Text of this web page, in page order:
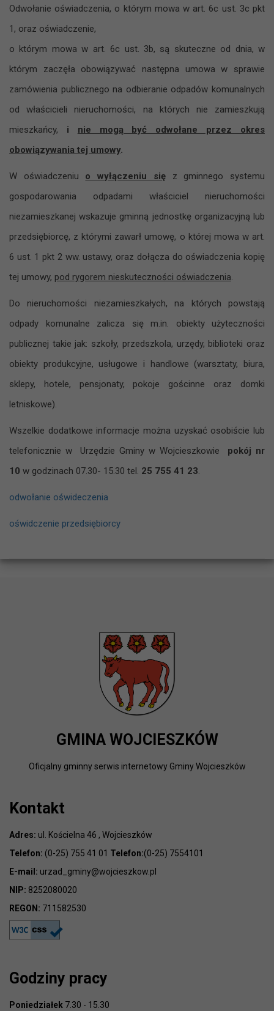
Odwołanie oświadczenia, o którym mowa w art. 6c ust. 3c pkt
1, oraz oświadczenie,
o którym mowa w art. 6c ust. 3b, są skuteczne od dnia, w
którym zaczęła obowiązywać następna umowa w sprawie
zamówienia publicznego na odbieranie odpadów komunalnych
od właścicieli nieruchomości, na których nie zamieszkują
mieszkańcy, i nie mogą być odwołane przez okres
obowiązywania tej umowy.
W oświadczeniu o wyłączeniu sięz gminnego systemu
gospodarowania odpadami właściciel nieruchomości
niezamieszkanej wskazuje gminną jednostkę organizacyjną lub
przedsiębiorcę, z którymi zawarł umowę, o której mowa w art.
6 ust. 1 pkt 2 ww. ustawy, oraz dołącza do oświadczenia kopię
tej umowy, pod rygorem nieskuteczności oświadczenia.
Do nieruchomości niezamieszkałych, na których powstają
odpady komunalne zalicza się m.in. obiekty użyteczności
publicznej takie jak: szkoły, przedszkola, urzędy, biblioteki oraz
obiekty produkcyjne, usługowe i handlowe (warsztaty, biura,
sklepy, hotele, pensjonaty, pokoje gościnne oraz domki
letniskowe).
Wszelkie dodatkowe informacje można uzyskać osobiście lub
telefonicznie w Urzędzie Gminy w Wojcieszkowie pokój nr
10 w godzinach 07.30- 15.30 tel. 25 755 41 23.
odwołanie ośwideczenia
oświdczenie przedsiębiorcy
GMINA WOJCIESZKÓW
Oficjalny gminny serwis internetowy Gminy Wojcieszków
Kontakt
Adres: ul. Kościelna 46 , Wojcieszków
Telefon: (0-25) 755 41 01 Telefon:(0-25) 7554101
E-mail: urzad_gminy@wojcieszkow.pl
NIP: 8252080020
REGON: 711582530
Godziny pracy
Poniedziałek 7.30 - 15.30